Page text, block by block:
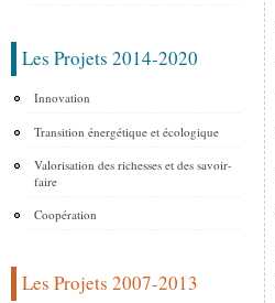
Les Projets 2014-2020
Innovation
Transition énergétique et écologique
Valorisation des richesses et des savoir-
faire
Coopération
Les Projets 2007-2013